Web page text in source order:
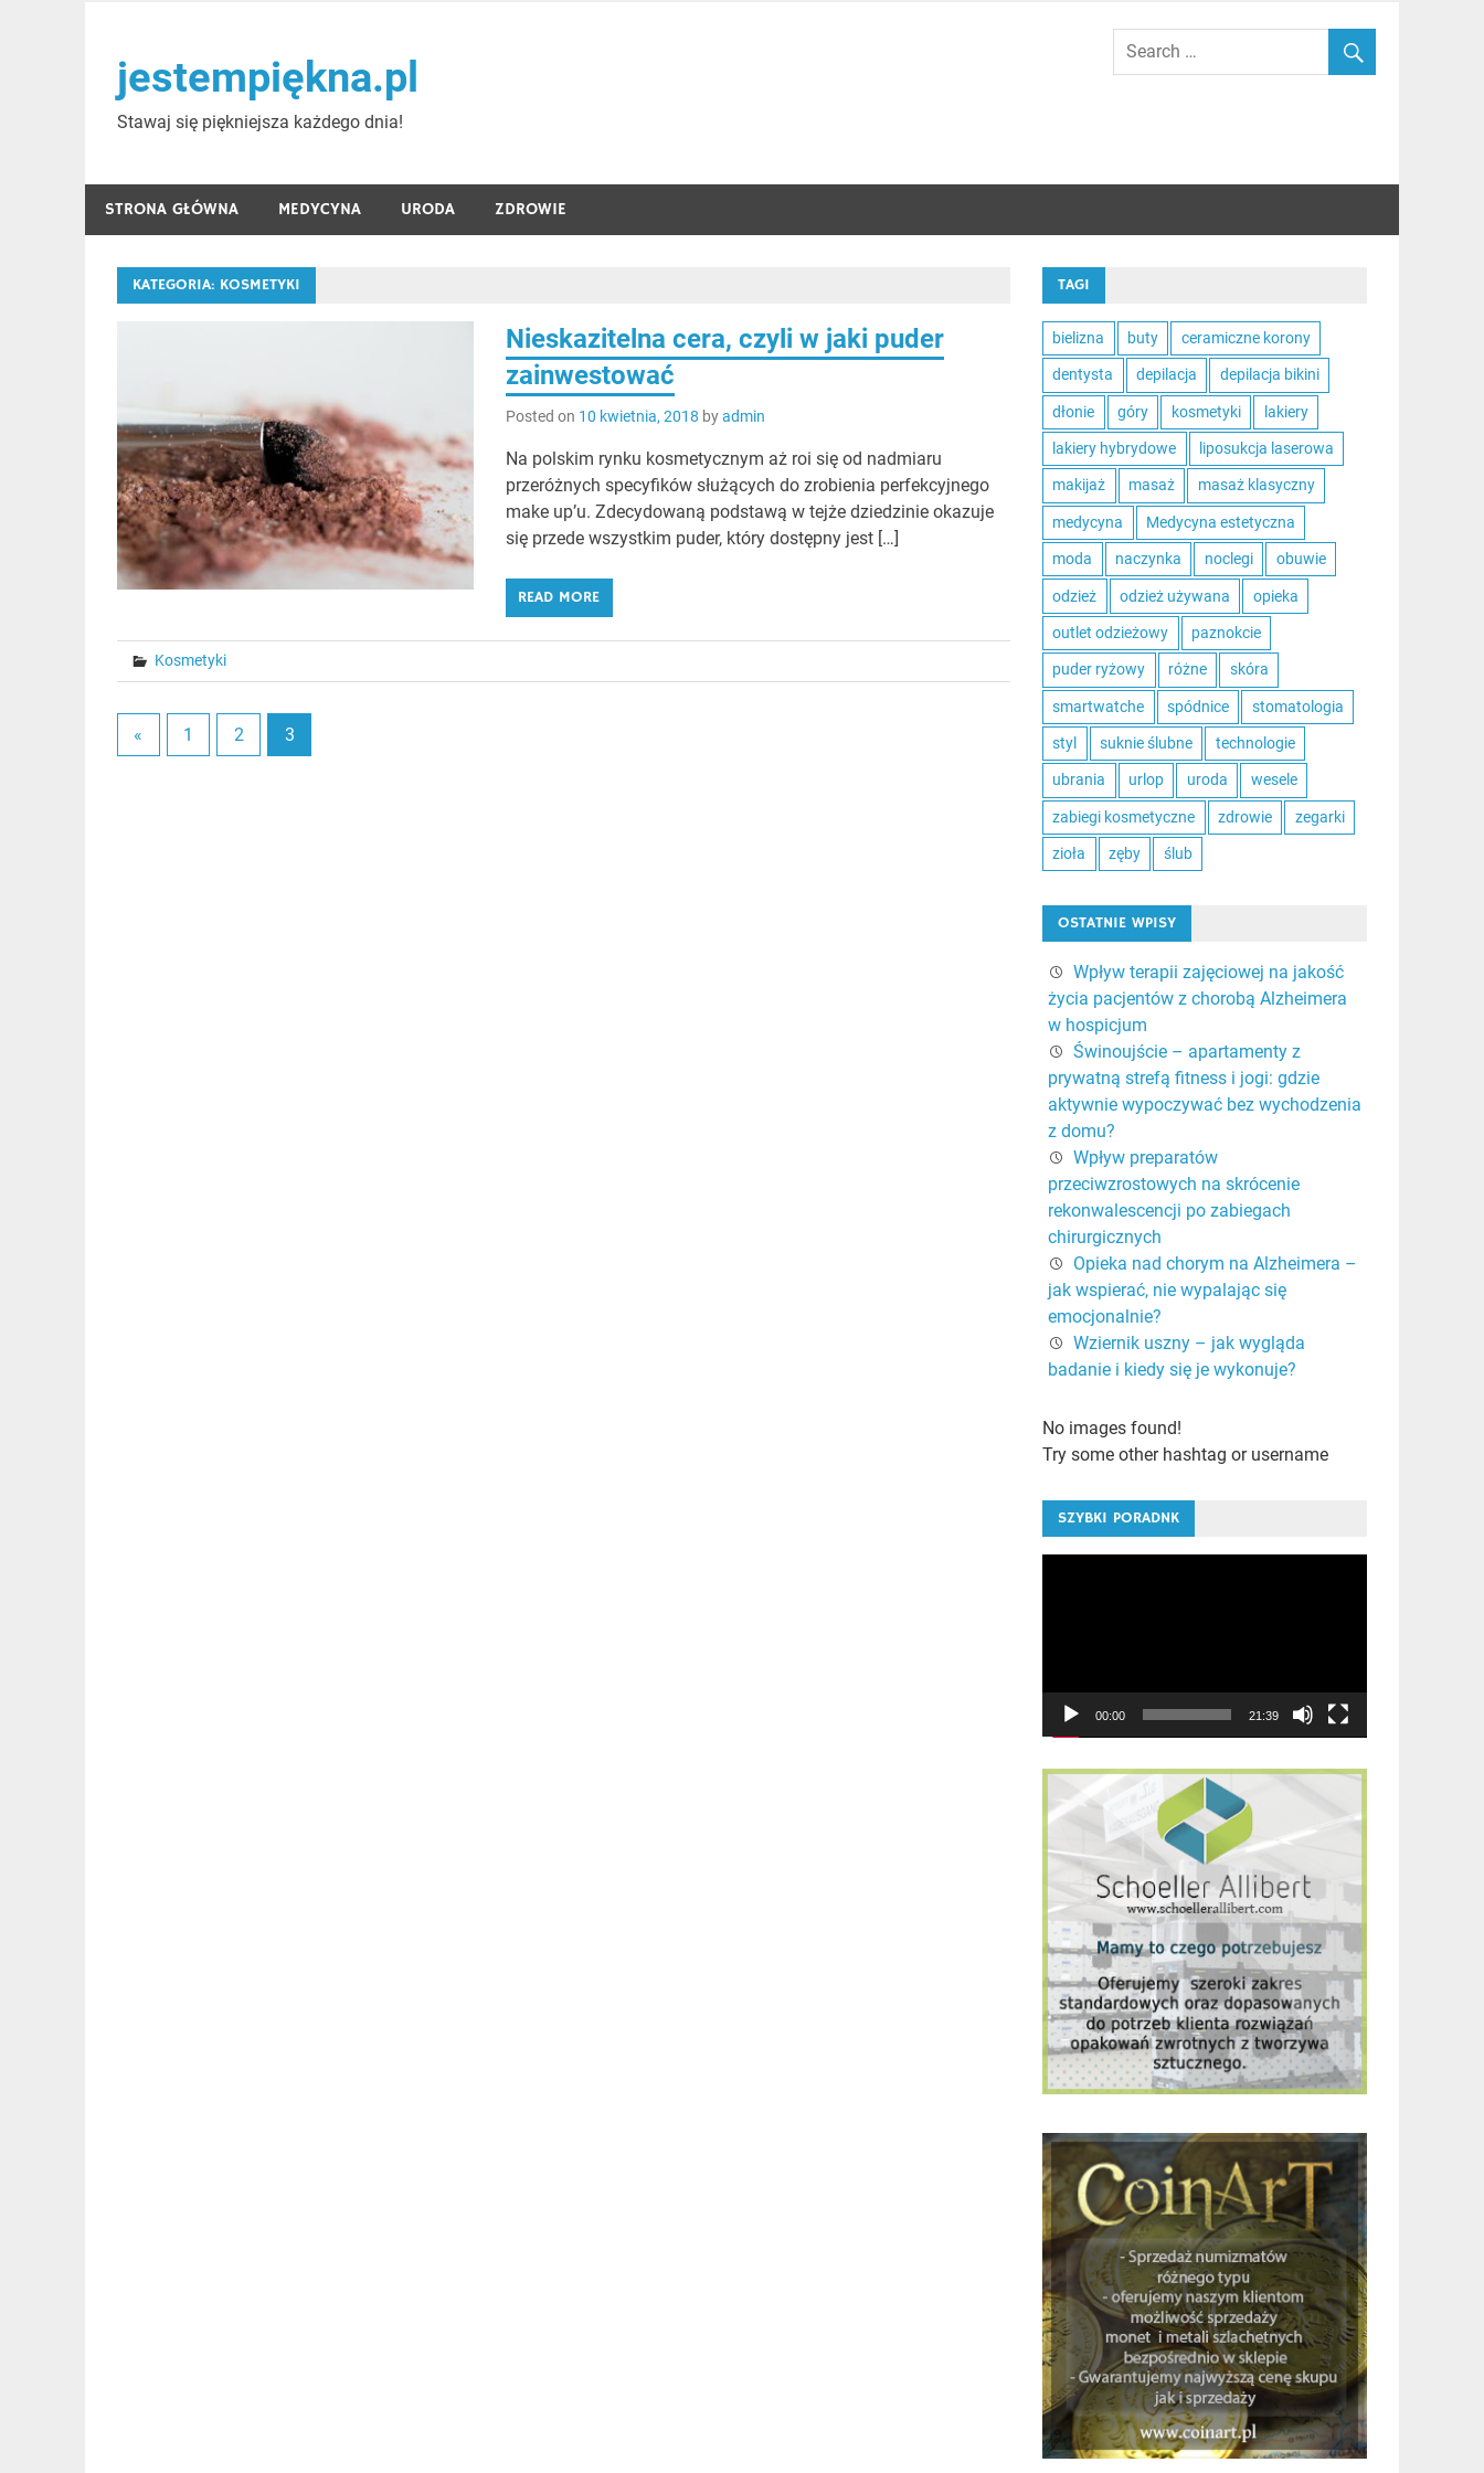
contentjestempiękna.pl
Stawaj się piękniejsza każdego dnia!
STRONA GŁÓWNA MEDYCYNA URODA ZDROWIE
KATEGORIA: KOSMETYKI
Nieskazitelna cera, czyli w jaki puder
zainwestować
Posted on 10 kwietnia, 2018 byadmin
Na polskim rynku kosmetycznym aż roi się od nadmiaru
przeróżnych specyfików służących do zrobienia perfekcyjnego
make up’u. Zdecydowaną podstawą w tejże dziedzinie okazuje
się przede wszystkim puder, który dostępny jest […]
READ MORE
Kosmetyki
« 1 2 3
TAGI
bielizna buty ceramiczne korony
dentysta depilacja depilacja bikini
dłonie góry kosmetyki lakiery
lakiery hybrydowe liposukcja laserowa
makijaż masaż masaż klasyczny
medycyna Medycyna estetyczna
moda naczynka noclegi obuwie
odzież odzież używana opieka
outlet odzieżowy paznokcie
puder ryżowy różne skóra
smartwatche spódnice stomatologia
styl suknie ślubne technologie
ubrania urlop uroda wesele
zabiegi kosmetyczne zdrowie zegarki
zioła zęby ślub
OSTATNIE WPISY
Wpływ terapii zajęciowej na jakość
życia pacjentów z chorobą Alzheimera
w hospicjum
Świnoujście – apartamenty z
prywatną strefą fitness i jogi: gdzie
aktywnie wypoczywać bez wychodzenia
z domu?
Wpływ preparatów
przeciwzrostowych na skrócenie
rekonwalescencji po zabiegach
chirurgicznych
Opieka nad chorym na Alzheimera –
jak wspierać, nie wypalając się
emocjonalnie?
Wziernik uszny – jak wygląda
badanie i kiedy się je wykonuje?
No images found!
Try some other hashtag or username
SZYBKI PORADNK
00:00 21:39